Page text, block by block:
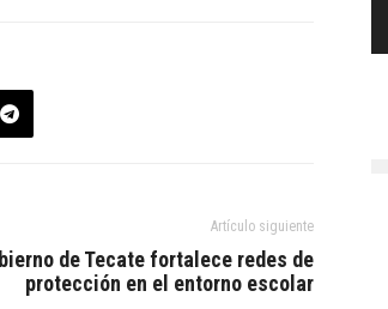
Artículo siguiente
de Tecate fortalece redes de
protección en el entorno escolar